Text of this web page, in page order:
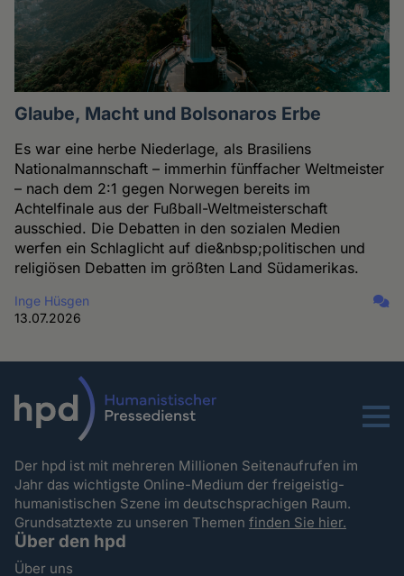
Glaube, Macht und Bolsonaros Erbe
Es war eine herbe Niederlage, als Brasiliens
Nationalmannschaft – immerhin fünffacher Weltmeister
– nach dem 2:1 gegen Norwegen bereits im
Achtelfinale aus der Fußball-Weltmeisterschaft
ausschied. Die Debatten in den sozialen Medien
werfen ein Schlaglicht auf die&nbsp;politischen und
religiösen Debatten im größten Land Südamerikas.
Inge Hüsgen
13.07.2026
Menu
Der hpd ist mit mehreren Millionen Seitenaufrufen im
Jahr das wichtigste Online-Medium der freigeistig-
humanistischen Szene im deutschsprachigen Raum.
Grundsatztexte zu unseren Themenfinden Sie hier.
Über den hpd
Über uns